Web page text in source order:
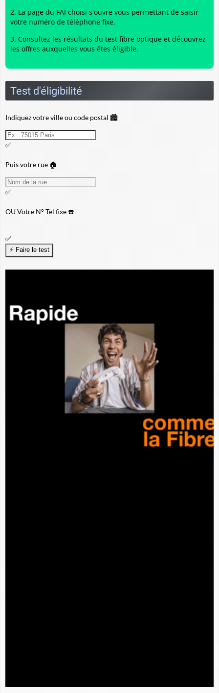
La page du FAI choisi s'ouvre vous permettant de saisir
votre numéro de téléphone fixe.
Consultez les résultats du test fibre optique et découvrez
les offres auxquelles vous êtes éligible.
Test d'éligibilité
Indiquez votre ville ou code postal 🏙️
✅
Puis votre rue 🏠
✅
OUVotre N° Tel fixe ☎️
✅